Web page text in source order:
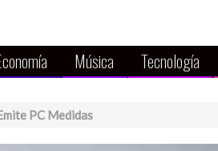
Música Tecnología
PC Medidas